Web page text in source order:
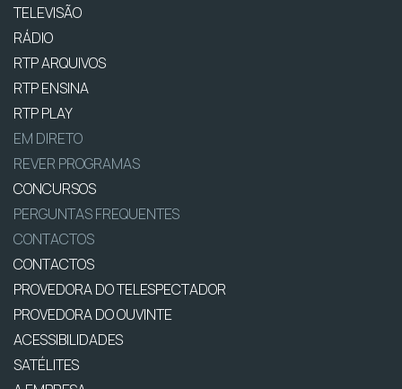
TELEVISÃO
RÁDIO
RTP ARQUIVOS
RTP ENSINA
RTP PLAY
EM DIRETO
REVER PROGRAMAS
CONCURSOS
PERGUNTAS FREQUENTES
CONTACTOS
CONTACTOS
PROVEDORA DO TELESPECTADOR
PROVEDORA DO OUVINTE
ACESSIBILIDADES
SATÉLITES